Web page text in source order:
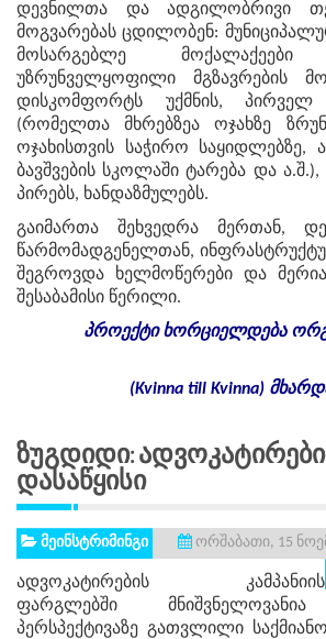
დევნილთა და ადგილობრივი
მოგვარებას ცდილობენ:
მოსარგებლე
უზრუნველყოფილი მგზავრების
დისკომფორტს უქმნის,
(რომელთა მხრებზეა ოჯახზე
ოჯახისთვის საჭირო საყიდლებზე,
ბავშვების სკოლაში ტარება და ა.შ.),
პირებს, ხანდაზმულებს.
გაიმართა შეხვედრა მერთან,
წარმომადგენელთან,
შეგროვდა ხელმოწერები და
შესაბამისი წერილი.
პროექტი ხორციელდება
(Kvinna till Kvinna)
Ზუგდიდი:
Დასაწყისი
მეინსტრიმინგი
ორშაბათი, 15
ადვოკატირების კამპანიის
ფარგლებში
პერსპექტივაზე გათვლილი